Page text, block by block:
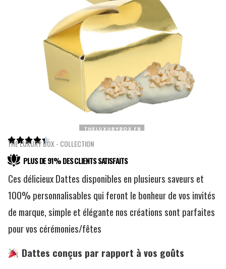

THE LUXURY BOX - COLLECTION
PLUS DE 91% DES CLIENTS SATISFAITS
Ces délicieux Dattes disponibles en plusieurs saveurs et
100% personnalisables qui feront le bonheur de vos invités
de marque, simple et élégante nos créations sont parfaites
pour vos cérémonies/fêtes
Dattes conçus par rapport à vos goûts